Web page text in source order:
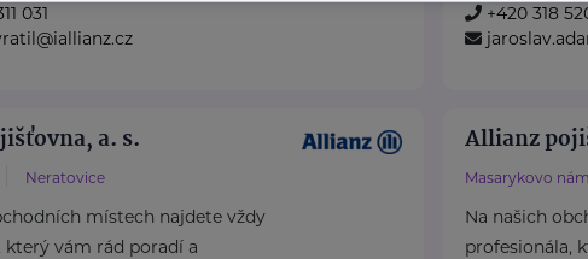
031
+420 318
a. s.
Neratovice
místech najdete vždy
který vám rád poradí a
Allianz
Masarykovo
Na našich
profesionála,